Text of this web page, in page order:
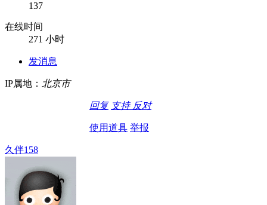
137
在线时间
271 小时
发消息
IP属地： 北京市
回复 支持 反对
使用道具 举报
久伴158